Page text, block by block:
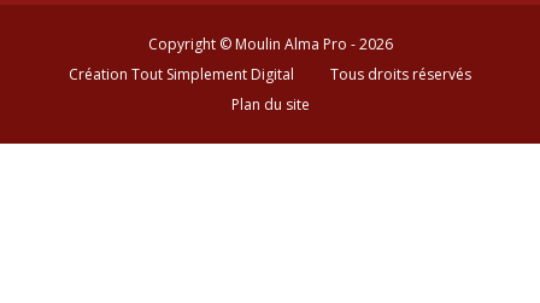
Copyright © Moulin Alma Pro - 2026
Création Tout Simplement Digital
Tous droits réservés
Plan du site